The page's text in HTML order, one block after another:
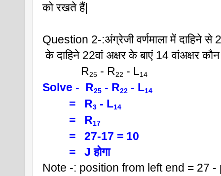
को रखते हैं|
Question 2-:अंग्रेजी वर्णमाला में दाहिने से
के दाहिने 22वां अक्षर के बाएं 14 वांअक्षर कौन
R25 - R22 - L14
Solve -  R25 - R22 - L14
=   R3 - L14
=   R17
=   27-17 = 10
=   J होगा
Note -: position from left end = 27